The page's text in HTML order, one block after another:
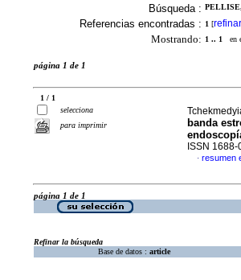
Búsqueda :
Referencias encontradas : 1 [refinar
Mostrando: 1 .. 1 en
página 1 de 1
1 / 1
selecciona
para imprimir
banda
ISSN 1688-
· resumen
página 1 de 1
Refinar la búsqueda
Base de datos : article